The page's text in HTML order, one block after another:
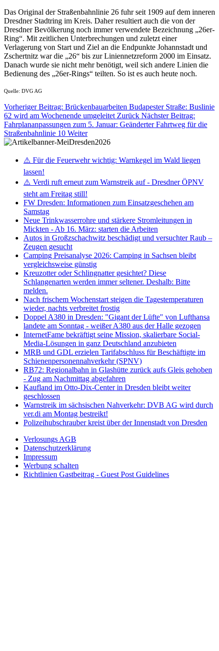
Das Original der Straßenbahnlinie 26 fuhr seit 1909 auf dem inneren
Dresdner Stadtring im Kreis. Daher resultiert auch die von der
Dresdner Bevölkerung noch immer verwendete Bezeichnung „26er-
Ring“. Mit zeitlichen Unterbrechungen und zuletzt einer
Verlagerung von Start und Ziel an die Endpunkte Johannstadt und
Zschertnitz war die „26“ bis zur Liniennetzreform 2000 im Einsatz.
Danach wurde sie nicht mehr benötigt, weil sich andere Linien die
Bedienung des „26er-Rings“ teilten. So ist es auch heute noch.
Quelle: DVG AG
Vorheriger Beitrag: Brückenbauarbeiten Budapester Straße: Buslinie
62 wird am Wochenende umgeleitet Zurück Nächster Beitrag:
Fahrplananpassungen zum 5. Januar: Geänderter Fahrtweg für die
Straßenbahnlinie 10 Weiter
⚠️ Für die Feuerwehr wichtig: Warnkegel im Wald liegen
lassen!
⚠️ Verdi ruft erneut zum Warnstreik auf - Dresdner ÖPNV
steht am Freitag still!
FW Dresden: Informationen zum Einsatzgeschehen am
Samstag
Neue Trinkwasserrohre und stärkere Stromleitungen in
Mickten - Ab 16. März: starten die Arbeiten
Autos in Großzschachwitz beschädigt und versuchter Raub –
Zeugen gesucht
Camping Preisanalyse 2026: Camping in Sachsen bleibt
vergleichsweise günstig
Kreuzotter oder Schlingnatter gesichtet? Diese
Schlangenarten werden immer seltener. Deshalb: Bitte
melden.
Nach frischem Wochenstart steigen die Tagestemperaturen
wieder, nachts verbreitet frostig
Doppel A380 in Dresden: "Gigant der Lüfte" von Lufthansa
landete am Sonntag - weißer A380 aus der Halle gezogen
InternetFame bekräftigt seine Mission, skalierbare Social-
Media-Lösungen in ganz Deutschland anzubieten
MRB und GDL erzielen Tarifabschluss für Beschäftigte im
Schienenpersonennahverkehr (SPNV)
RB72: Regionalbahn in Glashütte zurück aufs Gleis gehoben
- Zug am Nachmittag abgefahren
Kaufland im Otto-Dix-Center in Dresden bleibt weiter
geschlossen
Warnstreik im sächsischen Nahverkehr: DVB AG wird durch
ver.di am Montag bestreikt!
Polizeihubschrauber kreist über der Innenstadt von Dresden
Verlosungs AGB
Datenschutzerklärung
Impressum
Werbung schalten
Richtlinien Gastbeitrag - Guest Post Guidelines